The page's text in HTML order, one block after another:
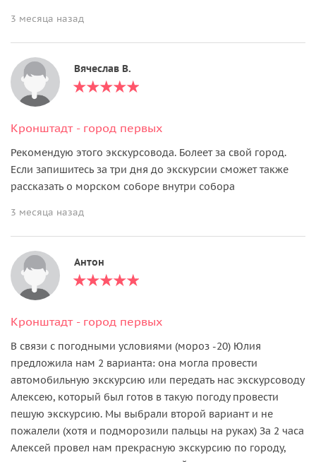
3 месяца назад
Вячеслав В.
Кронштадт - город первых
Рекомендую этого экскурсовода. Болеет за свой город.
Если запишитесь за три дня до экскурсии сможет также
рассказать о морском соборе внутри собора
3 месяца назад
Антон
Кронштадт - город первых
В связи с погодными условиями (мороз -20) Юлия
предложила нам 2 варианта: она могла провести
автомобильную экскурсию или передать нас экскурсоводу
Алексею, который был готов в такую погоду провести
пешую экскурсию. Мы выбрали второй вариант и не
пожалели (хотя и подморозили пальцы на руках) За 2 часа
Алексей провел нам прекрасную экскурсию по городу,